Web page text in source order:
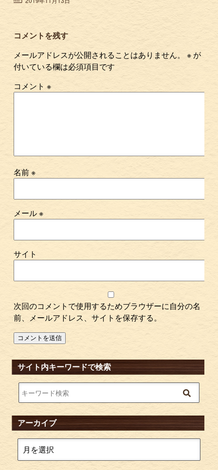
コメントを残す
メールアドレスが公開されることはありません。
※が
付いている欄は必須項目です
コメント※
名前※
メール※
サイト
次回のコメントで使用するためブラウザーに自分の名
前、メールアドレス、サイトを保存する。
サイト内キーワードで検索
アーカイブ